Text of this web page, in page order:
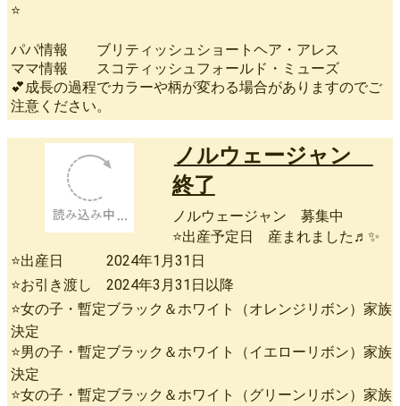
⭐
パパ情報 ブリティッシュショートヘア・アレス
ママ情報 スコティッシュフォールド・ミューズ
💕成長の過程でカラーや柄が変わる場合がありますのでご
注意ください。
ノルウェージャン
終了
ノルウェージャン 募集中
⭐出産予定日 産まれました♬✨
⭐出産日 2024年1月31日
⭐お引き渡し 2024年3月31日以降
⭐女の子・暫定ブラック＆ホワイト（オレンジリボン）家族
決定
⭐男の子・暫定ブラック＆ホワイト（イエローリボン）家族
決定
⭐女の子・暫定ブラック＆ホワイト（グリーンリボン）家族